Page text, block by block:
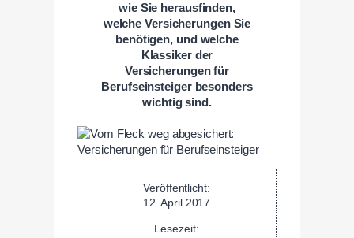
wie Sie herausfinden,
welche Versicherungen Sie
benötigen, und welche
Klassiker der
Versicherungen für
Berufseinsteiger besonders
wichtig sind.
Veröffentlicht:
12. April 2017
Lesezeit: